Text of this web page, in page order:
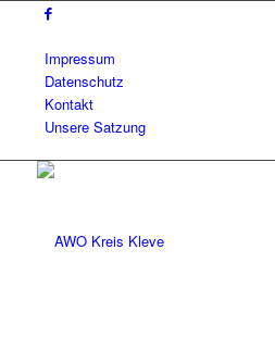
Impressum
Datenschutz
Kontakt
Unsere Satzung